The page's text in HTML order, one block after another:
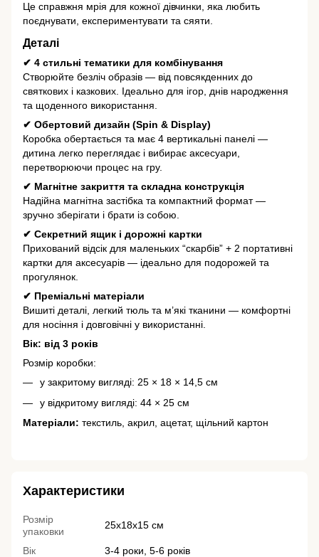
Це справжня мрія для кожної дівчинки, яка любить
поєднувати, експериментувати та сяяти.
Деталі
✔ 4 стильні тематики для комбінування
Створюйте безліч образів — від повсякденних до
святкових і казкових. Ідеально для ігор, днів народження
та щоденного використання.
✔ Обертовий дизайн (Spin & Display)
Коробка обертається та має 4 вертикальні панелі —
дитина легко переглядає і вибирає аксесуари,
перетворюючи процес на гру.
✔ Магнітне закриття та складна конструкція
Надійна магнітна застібка та компактний формат —
зручно зберігати і брати із собою.
✔ Секретний ящик і дорожні картки
Прихований відсік для маленьких “скарбів” + 2 портативні
картки для аксесуарів — ідеально для подорожей та
прогулянок.
✔ Преміальні матеріали
Вишиті деталі, легкий тюль та м’які тканини — комфортні
для носіння і довговічні у використанні.
Вік: від 3 років
Розмір коробки:
у закритому вигляді: 25 × 18 × 14,5 см
у відкритому вигляді: 44 × 25 см
Матеріали: текстиль, акрил, ацетат, щільний картон
Характеристики
Розмір
упаковки
‎25х18х15 см
Вік 3-4 роки, 5-6 років